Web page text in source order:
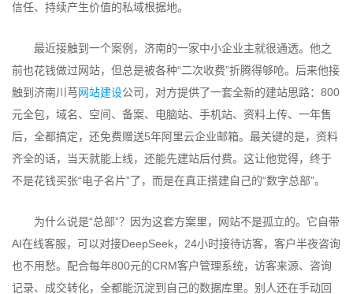
信任、持续产生价值的私域根据地。
最近接触到一个案例，济南的一家中小企业主就很通透。他之
前也花钱做过网站，但总是被各种“二次收费”折腾得够呛。后来他接
触到济南川芎网站建设公司，对方提供了一套全新的建站思路：800
元全包，域名、空间、备案、电脑站、手机站、资料上传、一年售
后，全都搞定，还免费赠送5年阿里云企业邮箱。最关键的是，资料
齐全的话，当天就能上线，还能先建站后付费。这让他觉得，终于
不是花钱买张“电子名片”了，而是在真正搭建自己的“数字总部”。
为什么说是“总部”？因为这套方案里，网站不是孤立的。它自带
AI在线客服，可以对接DeepSeek，24小时接待访客，客户半夜咨询
也不用愁。配合每年800元的CRM客户管理系统，访客来源、咨询
记录、成交转化，全都能沉淀到自己的数据库里。别人还在手动回